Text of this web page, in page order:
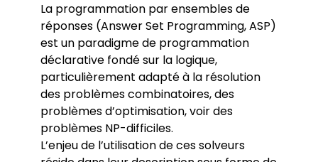
La programmation par ensembles de
réponses (Answer Set Programming, ASP)
est un paradigme de programmation
déclarative fondé sur la logique,
particulièrement adapté à la résolution
des problèmes combinatoires, des
problèmes d’optimisation, voir des
problèmes NP-difficiles.
L’enjeu de l’utilisation de ces solveurs